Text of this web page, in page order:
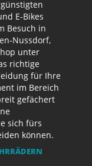
E-Bikes
Besuch in
Nussdorf,
unter
richtige
für Ihre
im Bereich
gefächert
sich fürs
können.